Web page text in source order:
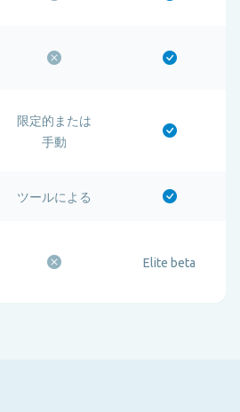
限定的または
手動
ツールによる
Elite beta